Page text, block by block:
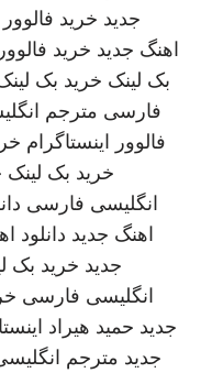
جدید خرید فالوور
اهنگ جدید خرید
بک لینک خرید بک
فارسی مترجم
فالوور اینستاگرام
خرید بک لینک
انگلیسی فارسی
اهنگ جدید دانلود
جدید خرید بک
انگلیسی فارسی
جدید حمید هیراد
جدید مترجم